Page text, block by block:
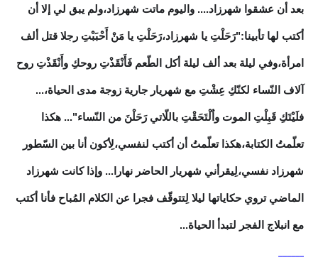
بعد أن عشقوا شهرزاد.... واليوم ماتت شهرزاد،ولم يبق لي إلا أن
أكتب لها تأبينا:"رَحَلْتِ يا شهرزاد،رَحَلْتِ يا مَنْ أَحْبَبْتِ رجلا قتل ألف
امرأة،وفي ليلة بعد ألف ليلة أكل الطّعم فَأَنْقَذْتِ روحكِ وأَنْقَذْتِ روح
آلاف النّساء لكنّكِ عِشْتِ مع شهريار جارية زوجة مدى الحياة،...
فلَيْتَكِ قَبِلْتِ الموت واٌلْتَحَقْتِ باللّاتي رَحَلْنَ من النّساء"... هكذا
تعلّمتُ الكتابة،هكذا تعلّمتُ أن أكتب لنفسي،لِأكون أنا بين السّطور
شهرزاد نفسي،لِيقرأني شهريار الحاضر نهارا... وإذا كانت شهرزاد
الماضي تروي حكاياتها ليلا لِتتوقّف فجرا عن الكلام المُباح فأنا أكتب
مع انبلاج الفجر لتبدأ الحياة...
______